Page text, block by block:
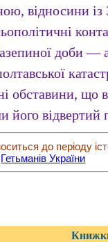
відносини
доби —
обставини, що
його відвертий
до періоду
Гетьманів України